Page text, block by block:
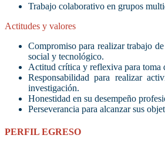
Trabajo colaborativo en grupos
Actitudes y valores
Compromiso para realizar trabajo
social y tecnológico.
Actitud crítica y reflexiva para toma
Responsabilidad para realizar
investigación.
Honestidad en su desempeño
Perseverancia para alcanzar sus
PERFIL EGRESO